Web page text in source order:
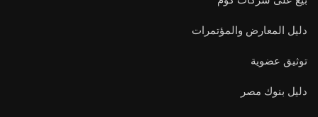
دليل المعارض والمؤتمرات
توثيق عضوية
دليل بنوك مصر